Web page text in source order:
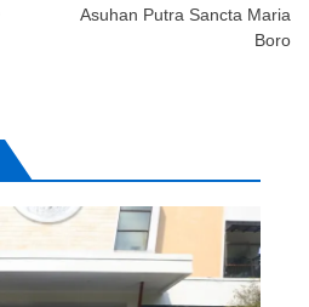
Asuhan Putra Sancta Maria
Boro